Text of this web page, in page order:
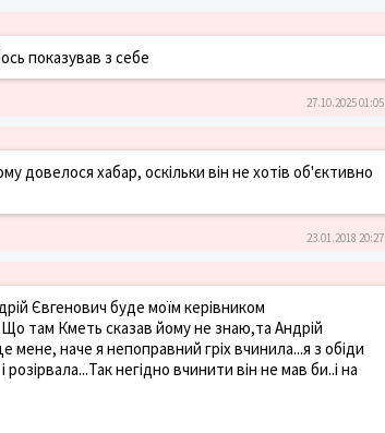
показував з себе
27.10.2025 01:05
довелося хабар, оскільки він не хотів об'єктивно
23.01.2018 20:27
Євгенович буде моїм керівником
там Кметь сказав йому не знаю,та Андрій
мене, наче я непоправний гріх вчинила...я з обіди
негідно вчинити він не мав би..і на